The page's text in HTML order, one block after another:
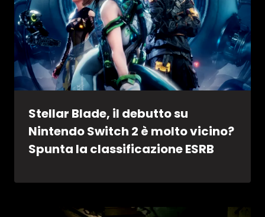
Stellar Blade, il debutto su
Nintendo Switch 2 è molto vicino?
Spunta la classificazione ESRB